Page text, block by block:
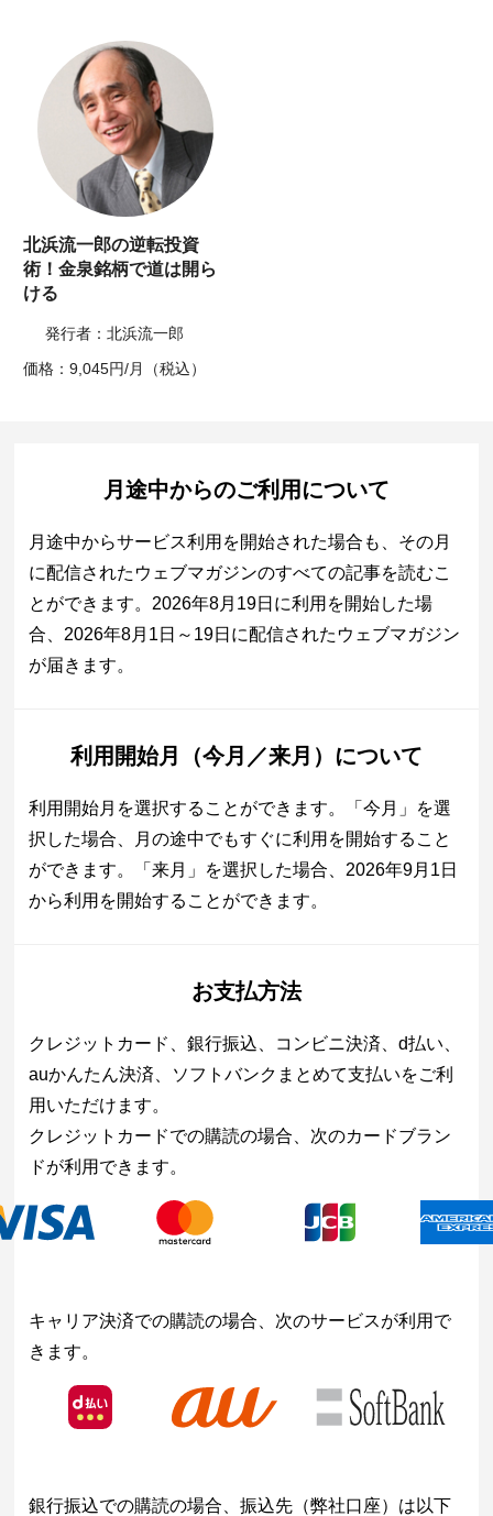
北浜流一郎の逆転投資
術！金泉銘柄で道は開ら
ける
発行者：北浜流一郎
価格：9,045円/月（税込）
月途中からのご利用について
月途中からサービス利用を開始された場合も、その月
に配信されたウェブマガジンのすべての記事を読むこ
とができます。2026年8月19日に利用を開始した場
合、2026年8月1日～19日に配信されたウェブマガジン
が届きます。
利用開始月（今月／来月）について
利用開始月を選択することができます。「今月」を選
択した場合、月の途中でもすぐに利用を開始すること
ができます。「来月」を選択した場合、2026年9月1日
から利用を開始することができます。
お支払方法
クレジットカード、銀行振込、コンビニ決済、d払い、
auかんたん決済、ソフトバンクまとめて支払いをご利
用いただけます。
クレジットカードでの購読の場合、次のカードブラン
ドが利用できます。
キャリア決済での購読の場合、次のサービスが利用で
きます。
銀行振込での購読の場合、振込先（弊社口座）は以下